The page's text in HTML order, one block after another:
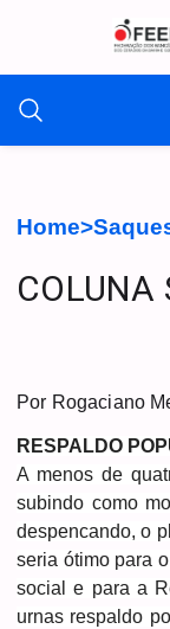
Home>
COLUNA
Por Rogaciano
RESPALDO
A menos de
subindo como
despencando, o
seria ótimo para
social e para a
urnas respaldo